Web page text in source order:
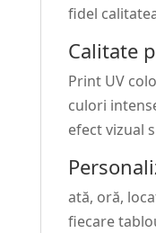
fidel
Calitate
Print UV
culori
efect vizual
ată, oră,
fiecare